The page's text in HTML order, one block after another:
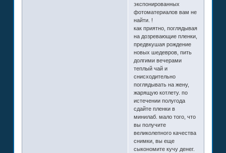
экспонированных
фотоматериалов вам не
найти. !
как приятно, поглядывая
на дозревающие пленки,
предвкушая рождение
новых шедевров, пить
долгими вечерами
теплый чай и
снисходительно
поглядывать на жену,
жарящую котлету. по
истечении полугода
сдайте пленки в
минилаб. мало того, что
вы получите
великолепного качества
снимки, вы еще
сыкономите кучу денег.